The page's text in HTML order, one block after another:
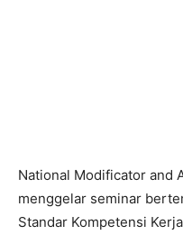
National Modificator and
menggelar seminar
Standar Kompetensi